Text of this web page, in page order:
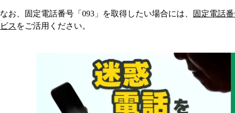
なお、固定電話番号「 093 」を取得したい場合には、 固定電話番
ビス をご活用ください。